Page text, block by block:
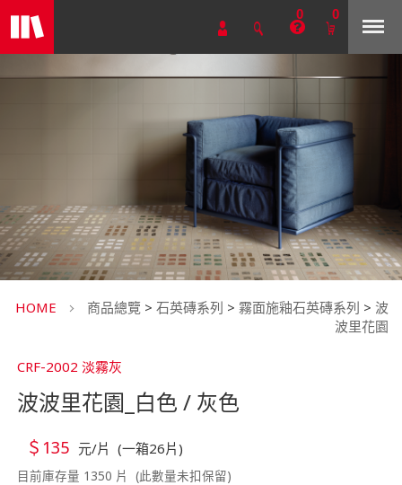
0 0
HOME 商品總覽 > 石英磚系列 > 霧面施釉石英磚系列 > 波
波里花園
CRF-2002 淡霧灰
波波里花園_白色 / 灰色
＄135 元/片 (一箱26片)
目前庫存量 1350 片 (此數量未扣保留)